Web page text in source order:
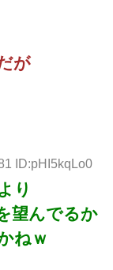
が
ID:pHI5kqLo0
り
望んでるか
ねｗ